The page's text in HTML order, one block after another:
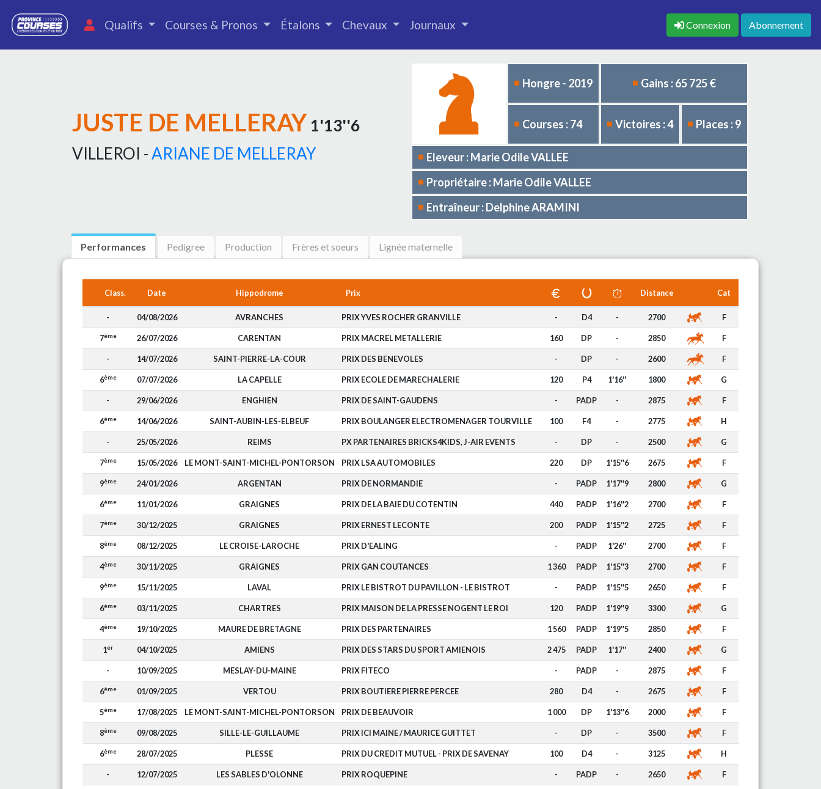
Qualifs Courses & Pronos Étalons Chevaux Journaux Connexion Abonnement
JUSTE DE MELLERAY 1'13''6
VILLEROI -ARIANE DE MELLERAY
Hongre - 2019 Gains : 65 725 €
Courses : 74 Victoires : 4 Places : 9
Eleveur : Marie Odile VALLEE
Propriétaire : Marie Odile VALLEE
Entraîneur : Delphine ARAMINI
Performances Pedigree Production Frères et soeurs Lignée maternelle
Class. Date Hippodrome Prix Distance Cat
- 04/08/2026 AVRANCHES PRIX YVES ROCHER GRANVILLE - D4 - 2700 F
7ème 26/07/2026 CARENTAN PRIX MACREL METALLERIE 160 DP - 2850 F
- 14/07/2026 SAINT-PIERRE-LA-COUR PRIX DES BENEVOLES - DP - 2600 F
6ème 07/07/2026 LA CAPELLE PRIX ECOLE DE MARECHALERIE 120 P4 1'16'' 1800 G
- 29/06/2026 ENGHIEN PRIX DE SAINT-GAUDENS - PADP - 2875 F
6ème 14/06/2026 SAINT-AUBIN-LES-ELBEUF PRIX BOULANGER ELECTROMENAGER TOURVILLE 100 F4 - 2775 H
- 25/05/2026 REIMS PX PARTENAIRES BRICKS4KIDS, J-AIR EVENTS - DP - 2500 G
7ème 15/05/2026 LE MONT-SAINT-MICHEL-PONTORSON PRIX LSA AUTOMOBILES 220 DP 1'15''6 2675 F
9ème 24/01/2026 ARGENTAN PRIX DE NORMANDIE - PADP 1'17''9 2800 G
6ème 11/01/2026 GRAIGNES PRIX DE LA BAIE DU COTENTIN 440 PADP 1'16''2 2700 F
7ème 30/12/2025 GRAIGNES PRIX ERNEST LECONTE 200 PADP 1'15''2 2725 F
8ème 08/12/2025 LE CROISE-LAROCHE PRIX D'EALING - PADP 1'26'' 2700 F
4ème 30/11/2025 GRAIGNES PRIX GAN COUTANCES 1 360 PADP 1'15''3 2700 F
9ème 15/11/2025 LAVAL PRIX LE BISTROT DU PAVILLON - LE BISTROT - PADP 1'15''5 2650 F
6ème 03/11/2025 CHARTRES PRIX MAISON DE LA PRESSE NOGENT LE ROI 120 PADP 1'19''9 3300 G
4ème 19/10/2025 MAURE DE BRETAGNE PRIX DES PARTENAIRES 1 560 PADP 1'19''5 2850 F
1er 04/10/2025 AMIENS PRIX DES STARS DU SPORT AMIENOIS 2 475 PADP 1'17'' 2400 G
- 10/09/2025 MESLAY-DU-MAINE PRIX FITECO - PADP - 2875 F
6ème 01/09/2025 VERTOU PRIX BOUTIERE PIERRE PERCEE 280 D4 - 2675 F
5ème 17/08/2025 LE MONT-SAINT-MICHEL-PONTORSON PRIX DE BEAUVOIR 1 000 DP 1'13''6 2000 F
8ème 09/08/2025 SILLE-LE-GUILLAUME PRIX ICI MAINE / MAURICE GUITTET - DP - 3500 F
6ème 28/07/2025 PLESSE PRIX DU CREDIT MUTUEL - PRIX DE SAVENAY 100 D4 - 3125 H
- 12/07/2025 LES SABLES D'OLONNE PRIX ROQUEPINE - PADP - 2650 F